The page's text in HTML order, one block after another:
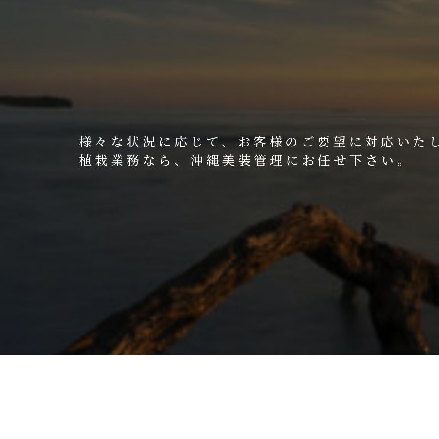
様々な状況に応じて、お客様のご要望に対応いた
植栽業務なら、沖縄美装管理にお任せ下さい。